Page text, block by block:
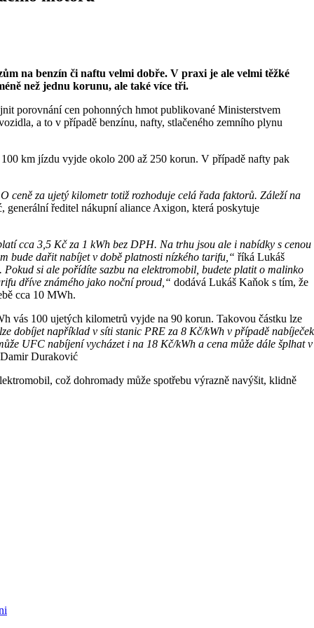
na benzín či naftu velmi dobře. V praxi je ale velmi těžké
než jednu korunu, ale také více tři.
porovnání cen pohonných hmot publikované Ministerstvem
a to v případě benzínu, nafty, stlačeného zemního plynu
km jízdu vyjde okolo 200 až 250 korun. V případě nafty pak
ceně za ujetý kilometr totiž rozhoduje celá řada faktorů. Záleží na
generální ředitel nákupní aliance Axigon, která poskytuje
cca 3,5 Kč za 1 kWh bez DPH. Na trhu jsou ale i nabídky s cenou
bude dařit nabíjet v době platnosti nízkého tarifu,“ říká Lukáš
si ale pořídíte sazbu na elektromobil, budete platit o malinko
dříve známého jako noční proud,“ dodává Lukáš Kaňok s tím, že
cca 10 MWh.
vás 100 ujetých kilometrů vyjde na 90 korun. Takovou částku lze
dobíjet například v síti stanic PRE za 8 Kč/kWh v případě nabíječek
UFC nabíjení vycházet i na 18 Kč/kWh a cena může dále šplhat v
Duraković
což dohromady může spotřebu výrazně navýšit, klidně